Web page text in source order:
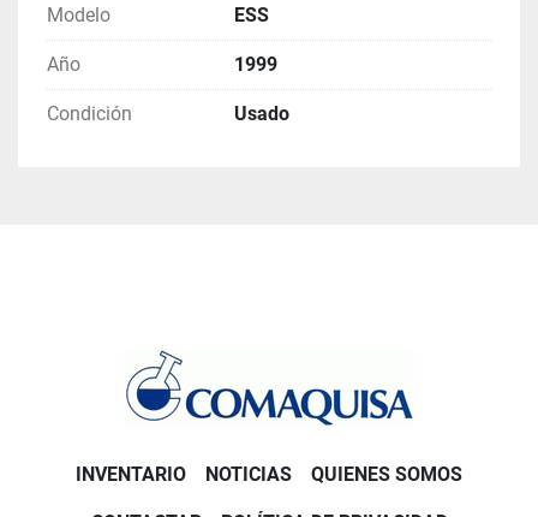
Modelo ESS
Año 1999
Condición Usado
INVENTARIO NOTICIAS QUIENES SOMOS